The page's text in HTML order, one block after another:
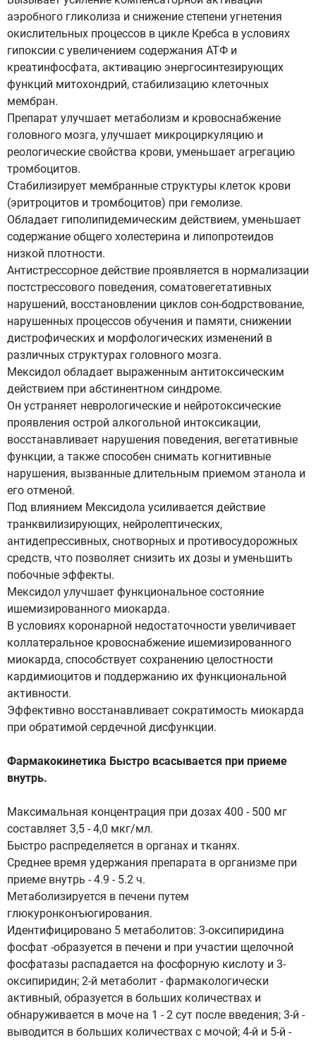
аэробного гликолиза и снижение степени угнетения
окислительных процессов в цикле Кребса в условиях
гипоксии с увеличением содержания АТФ и
креатинфосфата, активацию энергосинтезирующих
функций митохондрий, стабилизацию клеточных
мембран.
Препарат улучшает метаболизм и кровоснабжение
головного мозга, улучшает микроциркуляцию и
реологические свойства крови, уменьшает агрегацию
тромбоцитов.
Стабилизирует мембранные структуры клеток крови
(эритроцитов и тромбоцитов) при гемолизе.
Обладает гиполипидемическим действием, уменьшает
содержание общего холестерина и липопротеидов
низкой плотности.
Антистрессорное действие проявляется в нормализации
постстрессового поведения, соматовегетативных
нарушений, восстановлении циклов сон-бодрствование,
нарушенных процессов обучения и памяти, снижении
дистрофических и морфологических изменений в
различных структурах головного мозга.
Мексидол обладает выраженным антитоксическим
действием при абстинентном синдроме.
Он устраняет неврологические и нейротоксические
проявления острой алкогольной интоксикации,
восстанавливает нарушения поведения, вегетативные
функции, а также способен снимать когнитивные
нарушения, вызванные длительным приемом этанола и
его отменой.
Под влиянием Мексидола усиливается действие
транквилизирующих, нейролептических,
антидепрессивных, снотворных и противосудорожных
средств, что позволяет снизить их дозы и уменьшить
побочные эффекты.
Мексидол улучшает функциональное состояние
ишемизированного миокарда.
В условиях коронарной недостаточности увеличивает
коллатеральное кровоснабжение ишемизированного
миокарда, способствует сохранению целостности
кардимиоцитов и поддержанию их функциональной
активности.
Эффективно восстанавливает сократимость миокарда
при обратимой сердечной дисфункции.
Фармакокинетика Быстро всасывается при приеме
внутрь.
Максимальная концентрация при дозах 400 - 500 мг
составляет 3,5 - 4,0 мкг/мл.
Быстро распределяется в органах и тканях.
Среднее время удержания препарата в организме при
приеме внутрь - 4.9 - 5.2 ч.
Метаболизируется в печени путем
глюкуронконъюгирования.
Идентифицировано 5 метаболитов: 3-оксипиридина
фосфат -образуется в печени и при участии щелочной
фосфатазы распадается на фосфорную кислоту и 3-
оксипиридин; 2-й метаболит - фармакологически
активный, образуется в больших количествах и
обнаруживается в моче на 1 - 2 сут после введения; 3-й -
выводится в больших количествах с мочой; 4-й и 5-й -